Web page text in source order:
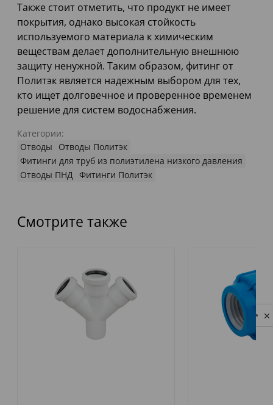
Также стоит отметить, что продукт не имеет
покрытия, однако высокая стойкость
используемого материала к химическим
веществам делает дополнительную внешнюю
защиту ненужной. Таким образом, фитинг от
Политэк является надежным выбором для тех,
кто ищет долговечное и проверенное временем
решение для систем водоснабжения.
Категории:
Отводы
Отводы Политэк
Фитинги для труб из полиэтилена низкого давления
Отводы ПНД Фитинги Политэк
Смотрите также
Privacy notice